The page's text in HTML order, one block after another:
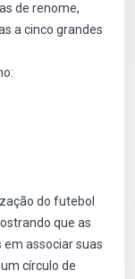
de renome,
a cinco grandes
do futebol
que as
associar suas
círculo de